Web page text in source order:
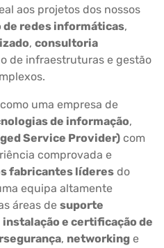
aos projetos dos nossos
de redes informáticas,
, consultoria
de infraestruturas e gestão
uma empresa de
de informação,
Service Provider) com
comprovada e
fabricantes líderes do
equipa altamente
áreas de suporte
instalação e certificação de
, networking e